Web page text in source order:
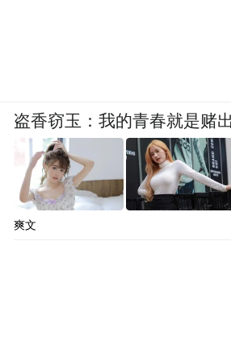
盗香窃玉：我的青春就是赌
爽文